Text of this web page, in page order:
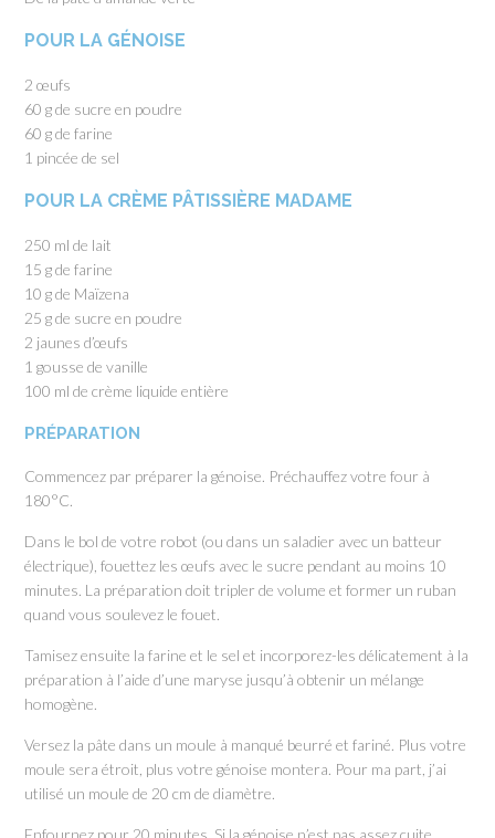
POUR LA GÉNOISE
2 œufs
60 g de sucre en poudre
60 g de farine
1 pincée de sel
POUR LA CRÈME PÂTISSIÈRE MADAME
250 ml de lait
15 g de farine
10 g de Maïzena
25 g de sucre en poudre
2 jaunes d’œufs
1 gousse de vanille
100 ml de crème liquide entière
PRÉPARATION
Commencez par préparer la génoise. Préchauffez votre four à
180°C.
Dans le bol de votre robot (ou dans un saladier avec un batteur
électrique), fouettez les œufs avec le sucre pendant au moins 10
minutes. La préparation doit tripler de volume et former un ruban
quand vous soulevez le fouet.
Tamisez ensuite la farine et le sel et incorporez-les délicatement à la
préparation à l’aide d’une maryse jusqu’à obtenir un mélange
homogène.
Versez la pâte dans un moule à manqué beurré et fariné. Plus votre
moule sera étroit, plus votre génoise montera. Pour ma part, j’ai
utilisé un moule de 20 cm de diamètre.
Enfournez pour 20 minutes. Si la génoise n’est pas assez cuite,